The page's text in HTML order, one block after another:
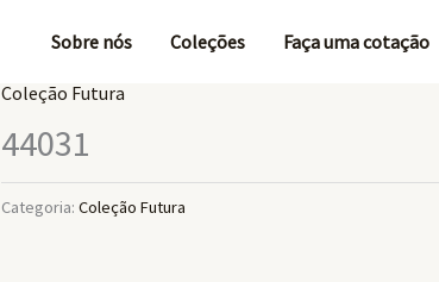
Sobre nós Coleções Faça uma cotação
Coleção Futura
44031
Categoria: Coleção Futura